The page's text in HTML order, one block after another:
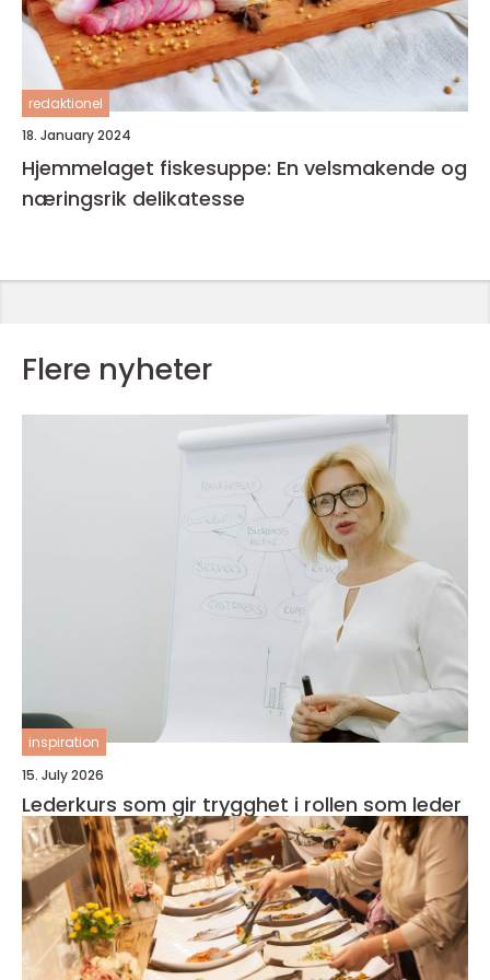
redaktionel
18. January 2024
Hjemmelaget fiskesuppe: En velsmakende og
næringsrik delikatesse
Flere nyheter
inspiration
15. July 2026
Lederkurs som gir trygghet i rollen som leder